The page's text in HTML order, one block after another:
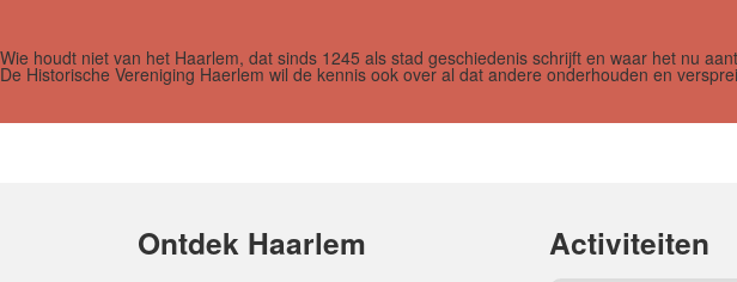
Wie houdt niet van het Haarlem, dat sinds 1245 als stad geschiedenis schrijft en waar het nu
De Historische Vereniging Haerlem wil de kennis ook over al dat andere onderhouden en
Ontdek Haarlem Activiteiten